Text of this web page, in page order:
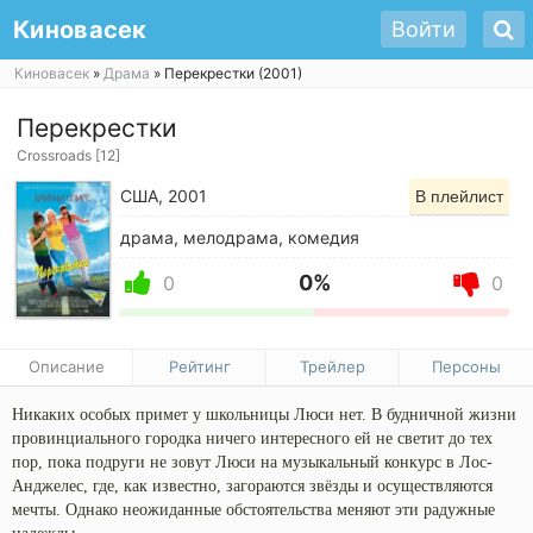
Киновасек Войти
Киновасек » Драма » Перекрестки (2001)
Перекрестки
Crossroads [12]
США, 2001 В плейлист
драма, мелодрама, комедия
0 0% 0
Описание Рейтинг Трейлер Персоны
Никаких особых примет у школьницы Люси нет. В будничной жизни
провинциального городка ничего интересного ей не светит до тех
пор, пока подруги не зовут Люси на музыкальный конкурс в Лос-
Анджелес, где, как известно, загораются звёзды и осуществляются
мечты. Однако неожиданные обстоятельства меняют эти радужные